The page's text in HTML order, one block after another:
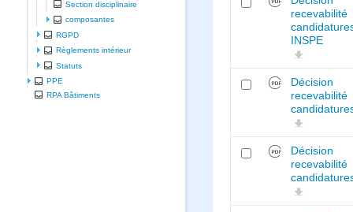
Section disciplinaire
composantes
RGPD
Règlements intérieur
Statuts
PPE
RPA Bâtiments
recevabilité
INSPE
Décision
recevabilité
Décision
recevabilité